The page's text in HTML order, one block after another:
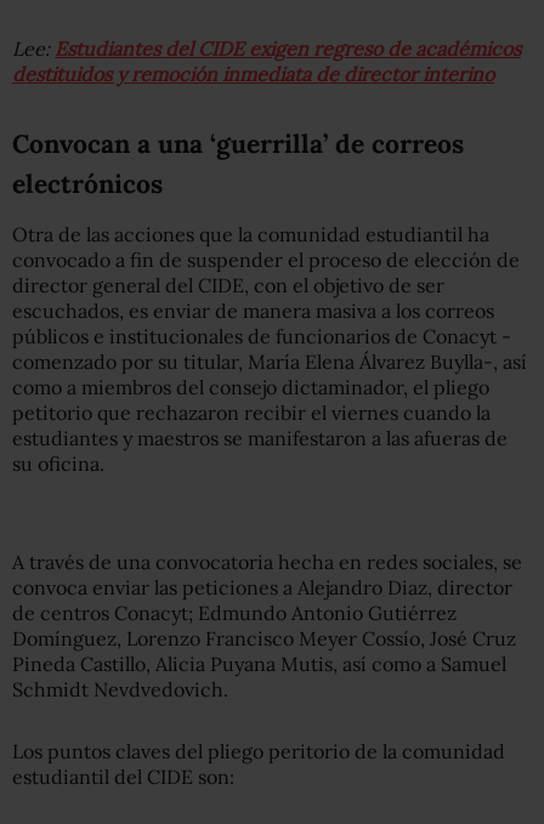
Lee: Estudiantes del CIDE exigen regreso de académicos
destituidos y remoción inmediata de director interino
Convocan a una ‘guerrilla’ de correos
electrónicos
Otra de las acciones que la comunidad estudiantil ha
convocado a fin de suspender el proceso de elección de
director general del CIDE, con el objetivo de ser
escuchados, es enviar de manera masiva a los correos
públicos e institucionales de funcionarios de Conacyt -
comenzado por su titular, María Elena Álvarez Buylla-, así
como a miembros del consejo dictaminador, el pliego
petitorio que rechazaron recibir el viernes cuando la
estudiantes y maestros se manifestaron a las afueras de
su oficina.
A través de una convocatoria hecha en redes sociales, se
convoca enviar las peticiones a Alejandro Diaz, director
de centros Conacyt; Edmundo Antonio Gutiérrez
Domínguez, Lorenzo Francisco Meyer Cossío, José Cruz
Pineda Castillo, Alicia Puyana Mutis, así como a Samuel
Schmidt Nevdvedovich.
Los puntos claves del pliego peritorio de la comunidad
estudiantil del CIDE son: